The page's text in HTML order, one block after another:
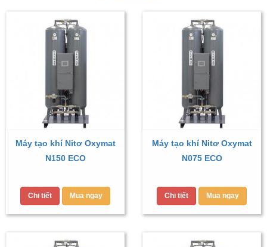
Máy tạo khí Nitơ Oxymat
N150 ECO
Chi tiết Mua ngay
Máy tạo khí Nitơ Oxymat
N075 ECO
Chi tiết Mua ngay